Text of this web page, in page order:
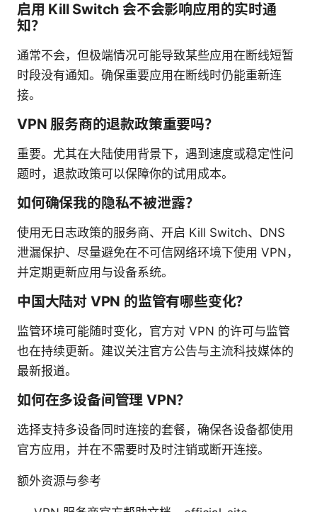
启用 Kill Switch 会不会影响应用的实时通
知？
通常不会，但极端情况可能导致某些应用在断线短暂
时段没有通知。确保重要应用在断线时仍能重新连
接。
VPN 服务商的退款政策重要吗？
重要。尤其在大陆使用背景下，遇到速度或稳定性问
题时，退款政策可以保障你的试用成本。
如何确保我的隐私不被泄露？
使用无日志政策的服务商、开启 Kill Switch、DNS
泄漏保护、尽量避免在不可信网络环境下使用 VPN，
并定期更新应用与设备系统。
中国大陆对 VPN 的监管有哪些变化？
监管环境可能随时变化，官方对 VPN 的许可与监管
也在持续更新。建议关注官方公告与主流科技媒体的
最新报道。
如何在多设备间管理 VPN？
选择支持多设备同时连接的套餐，确保各设备都使用
官方应用，并在不需要时及时注销或断开连接。
额外资源与参考